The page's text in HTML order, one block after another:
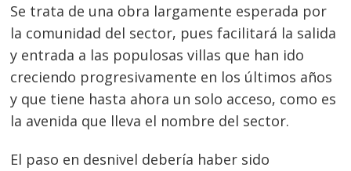
Se trata de una obra largamente esperada por
la comunidad del sector, pues facilitará la salida
y entrada a las populosas villas que han ido
creciendo progresivamente en los últimos años
y que tiene hasta ahora un solo acceso, como es
la avenida que lleva el nombre del sector.
El paso en desnivel debería haber sido